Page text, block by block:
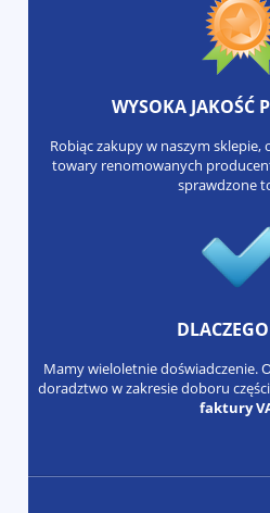
WYSOKA JAKOŚĆ
Robiąc zakupy w naszym
towary renomowanych
sprawdzone
Mamy wieloletnie doświadczenie.
doradztwo w zakresie doboru
faktury